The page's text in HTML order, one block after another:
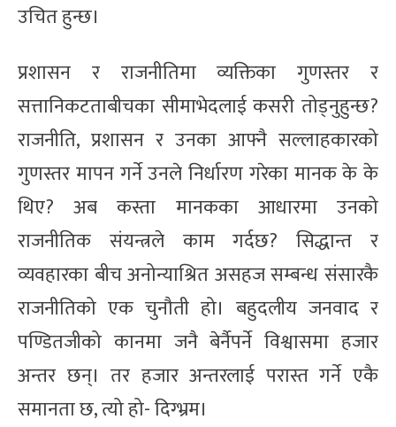
उचित हुन्छ।
प्रशासन र राजनीतिमा व्यक्तिका गुणस्तर र
सत्तानिकटताबीचका सीमाभेदलाई कसरी तोड्नुहुन्छ?
राजनीति, प्रशासन र उनका आफ्नै सल्लाहकारको
गुणस्तर मापन गर्ने उनले निर्धारण गरेका मानक के के
थिए? अब कस्ता मानकका आधारमा उनको
राजनीतिक संयन्त्रले काम गर्दछ? सिद्धान्त र
व्यवहारका बीच अनोन्याश्रित असहज सम्बन्ध संसारकै
राजनीतिको एक चुनौती हो। बहुदलीय जनवाद र
पण्डितजीको कानमा जनै बेर्नैपर्ने विश्वासमा हजार
अन्तर छन्। तर हजार अन्तरलाई परास्त गर्ने एकै
समानता छ, त्यो हो- दिग्भ्रम।